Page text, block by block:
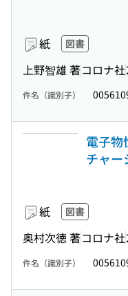
紙 図書
上野智雄 著コロナ社
件名（識別子）
電子物
チャー
紙 図書
奥村次徳 著コロナ社
件名（識別子）